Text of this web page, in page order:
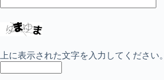
上に表示された文字を入力してください。